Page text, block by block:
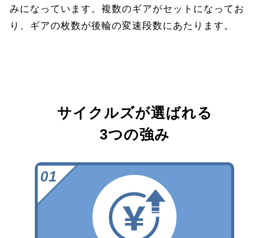
みになっています。複数のギアがセットになってお
り、ギアの枚数が後輪の変速段数にあたります。
サイクルズが選ばれる
3つの強み